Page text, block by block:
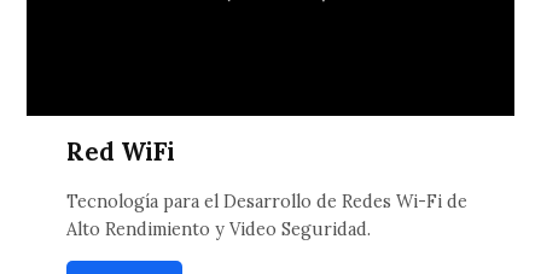
Red WiFi
Tecnología para el Desarrollo de Redes Wi-Fi de
Alto Rendimiento y Video Seguridad.